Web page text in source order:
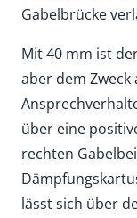
Gabelbrücke
Mit 40 mm ist
aber dem Zweck
über eine
rechten
lässt sich über